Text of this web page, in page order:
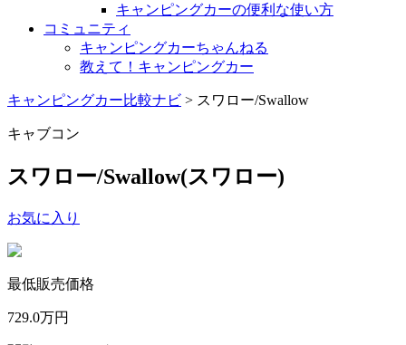
キャンピングカーの便利な使い方
コミュニティ
キャンピングカーちゃんねる
教えて！キャンピングカー
キャンピングカー比較ナビ > スワロー/Swallow
キャブコン
スワロー/Swallow(スワロー)
お気に入り
最低販売価格
729.0万円